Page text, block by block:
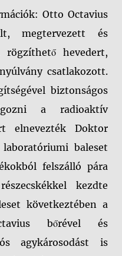
Otto Octavius
megtervezett és
hevedert,
csatlakozott.
biztonságos
a radioaktív
elnevezték Doktor
baleset
felszálló pára
kezdte
következtében a
bőrével és
agykárosodást is